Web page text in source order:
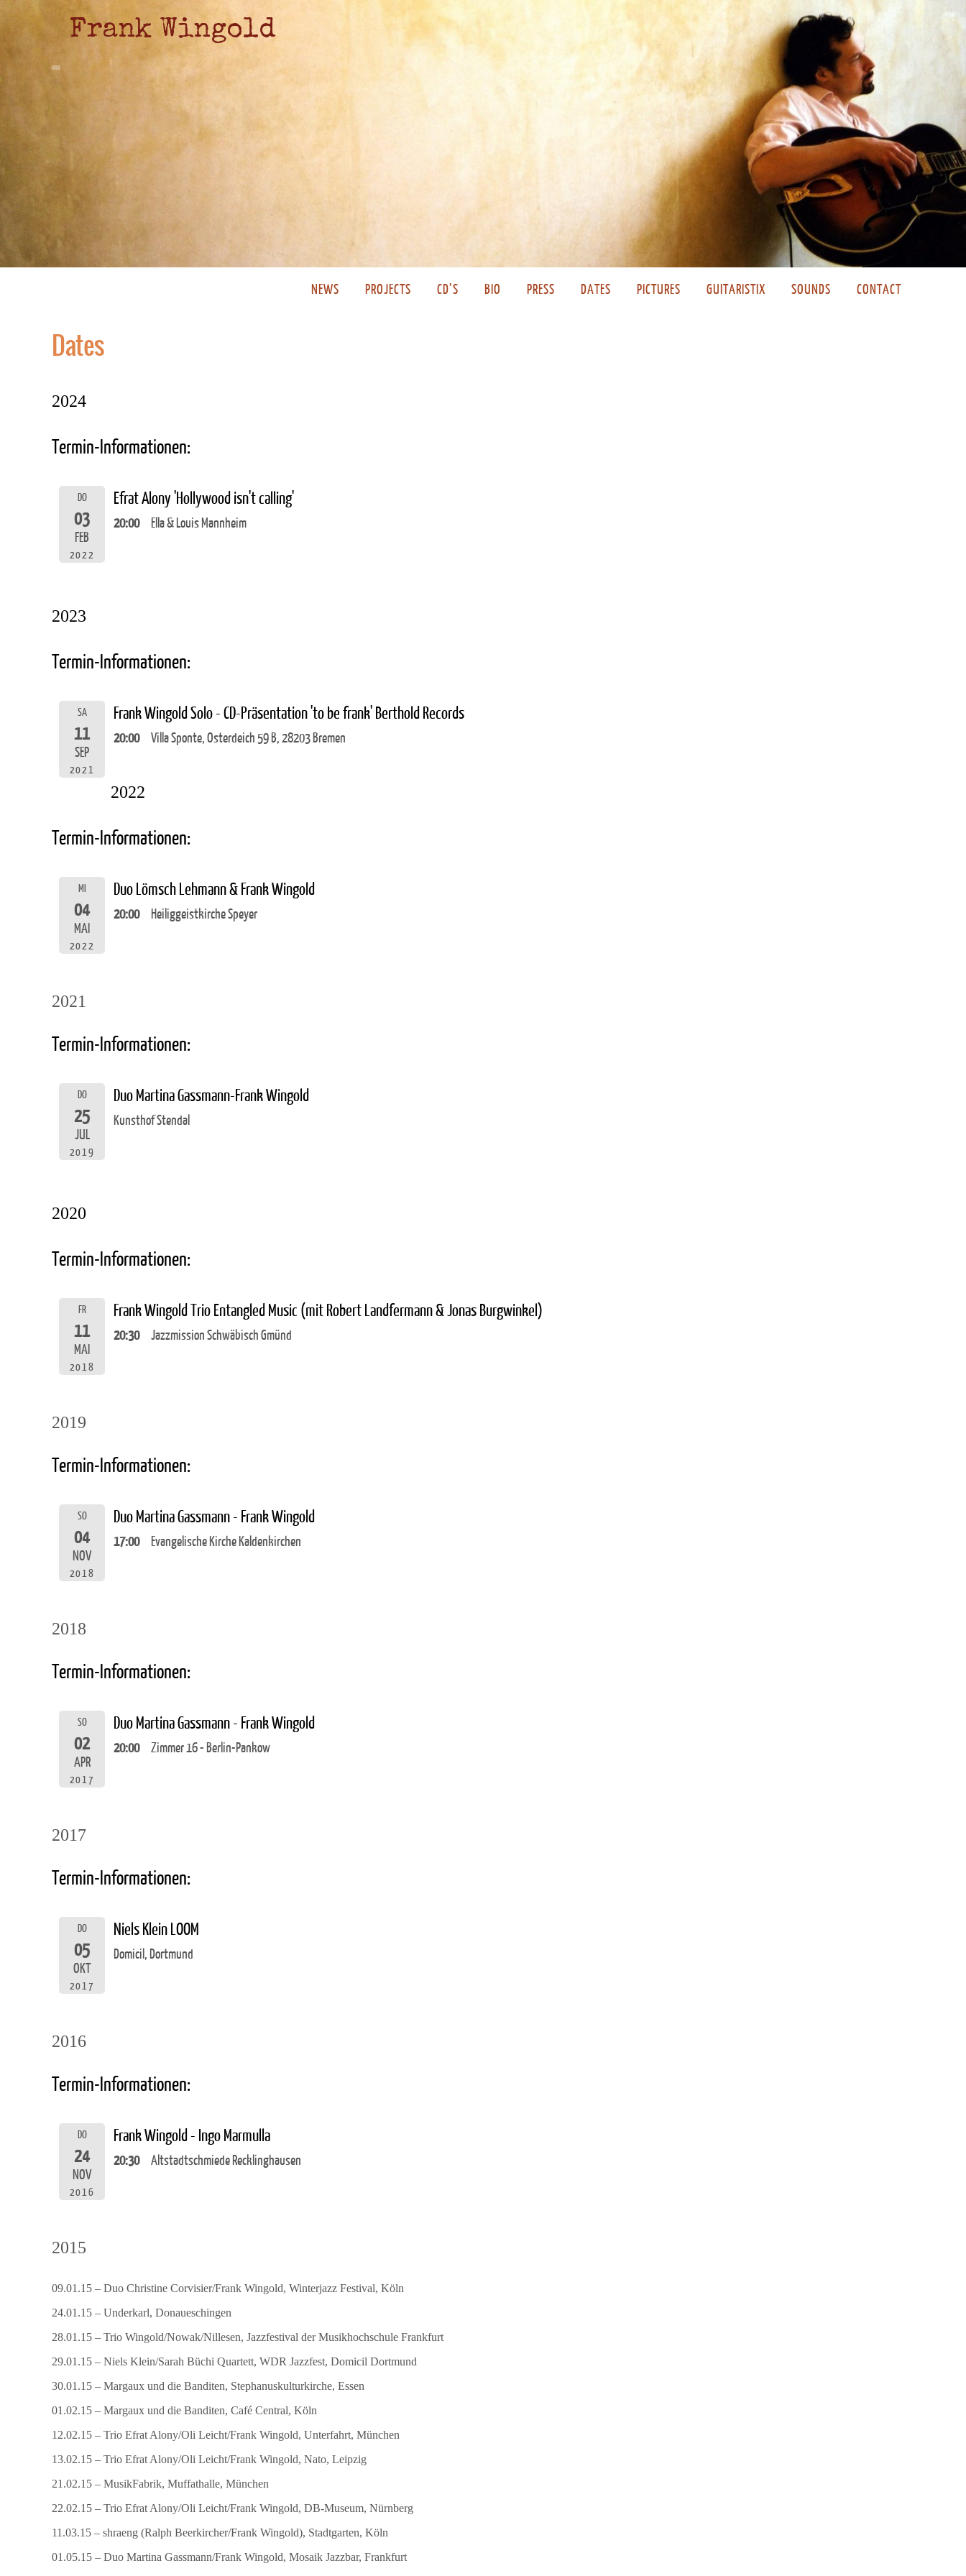
Frank Wingold
NEWS PROJECTS CD’S BIO PRESS DATES PICTURES GUITARISTIX SOUNDS CONTACT
Dates
2024
Termin-Informationen:
DO
03
FEB
2022
Efrat Alony 'Hollywood isn't calling'
20:00 Ella & Louis Mannheim
2023
Termin-Informationen:
SA
11
SEP
2021
Frank Wingold Solo - CD-Präsentation 'to be frank' Berthold Records
20:00 Villa Sponte, Osterdeich 59 B, 28203 Bremen
2022
Termin-Informationen:
MI
04
MAI
2022
Duo Lömsch Lehmann & Frank Wingold
20:00 Heiliggeistkirche Speyer
2021
Termin-Informationen:
DO
25
JUL
2019
Duo Martina Gassmann-Frank Wingold
Kunsthof Stendal
2020
Termin-Informationen:
FR
11
MAI
2018
Frank Wingold Trio Entangled Music (mit Robert Landfermann & Jonas Burgwinkel)
20:30 Jazzmission Schwäbisch Gmünd
2019
Termin-Informationen:
SO
04
NOV
2018
Duo Martina Gassmann - Frank Wingold
17:00 Evangelische Kirche Kaldenkirchen
2018
Termin-Informationen:
SO
02
APR
2017
Duo Martina Gassmann - Frank Wingold
20:00 Zimmer 16 - Berlin-Pankow
2017
Termin-Informationen:
DO
05
OKT
2017
Niels Klein LOOM
Domicil, Dortmund
2016
Termin-Informationen:
DO
24
NOV
2016
Frank Wingold - Ingo Marmulla
20:30 Altstadtschmiede Recklinghausen
2015
09.01.15 – Duo Christine Corvisier/Frank Wingold, Winterjazz Festival, Köln
24.01.15 – Underkarl, Donaueschingen
28.01.15 – Trio Wingold/Nowak/Nillesen, Jazzfestival der Musikhochschule Frankfurt
29.01.15 – Niels Klein/Sarah Büchi Quartett, WDR Jazzfest, Domicil Dortmund
30.01.15 – Margaux und die Banditen, Stephanuskulturkirche, Essen
01.02.15 – Margaux und die Banditen, Café Central, Köln
12.02.15 – Trio Efrat Alony/Oli Leicht/Frank Wingold, Unterfahrt, München
13.02.15 – Trio Efrat Alony/Oli Leicht/Frank Wingold, Nato, Leipzig
21.02.15 – MusikFabrik, Muffathalle, München
22.02.15 – Trio Efrat Alony/Oli Leicht/Frank Wingold, DB-Museum, Nürnberg
11.03.15 – shraeng (Ralph Beerkircher/Frank Wingold), Stadtgarten, Köln
01.05.15 – Duo Martina Gassmann/Frank Wingold, Mosaik Jazzbar, Frankfurt